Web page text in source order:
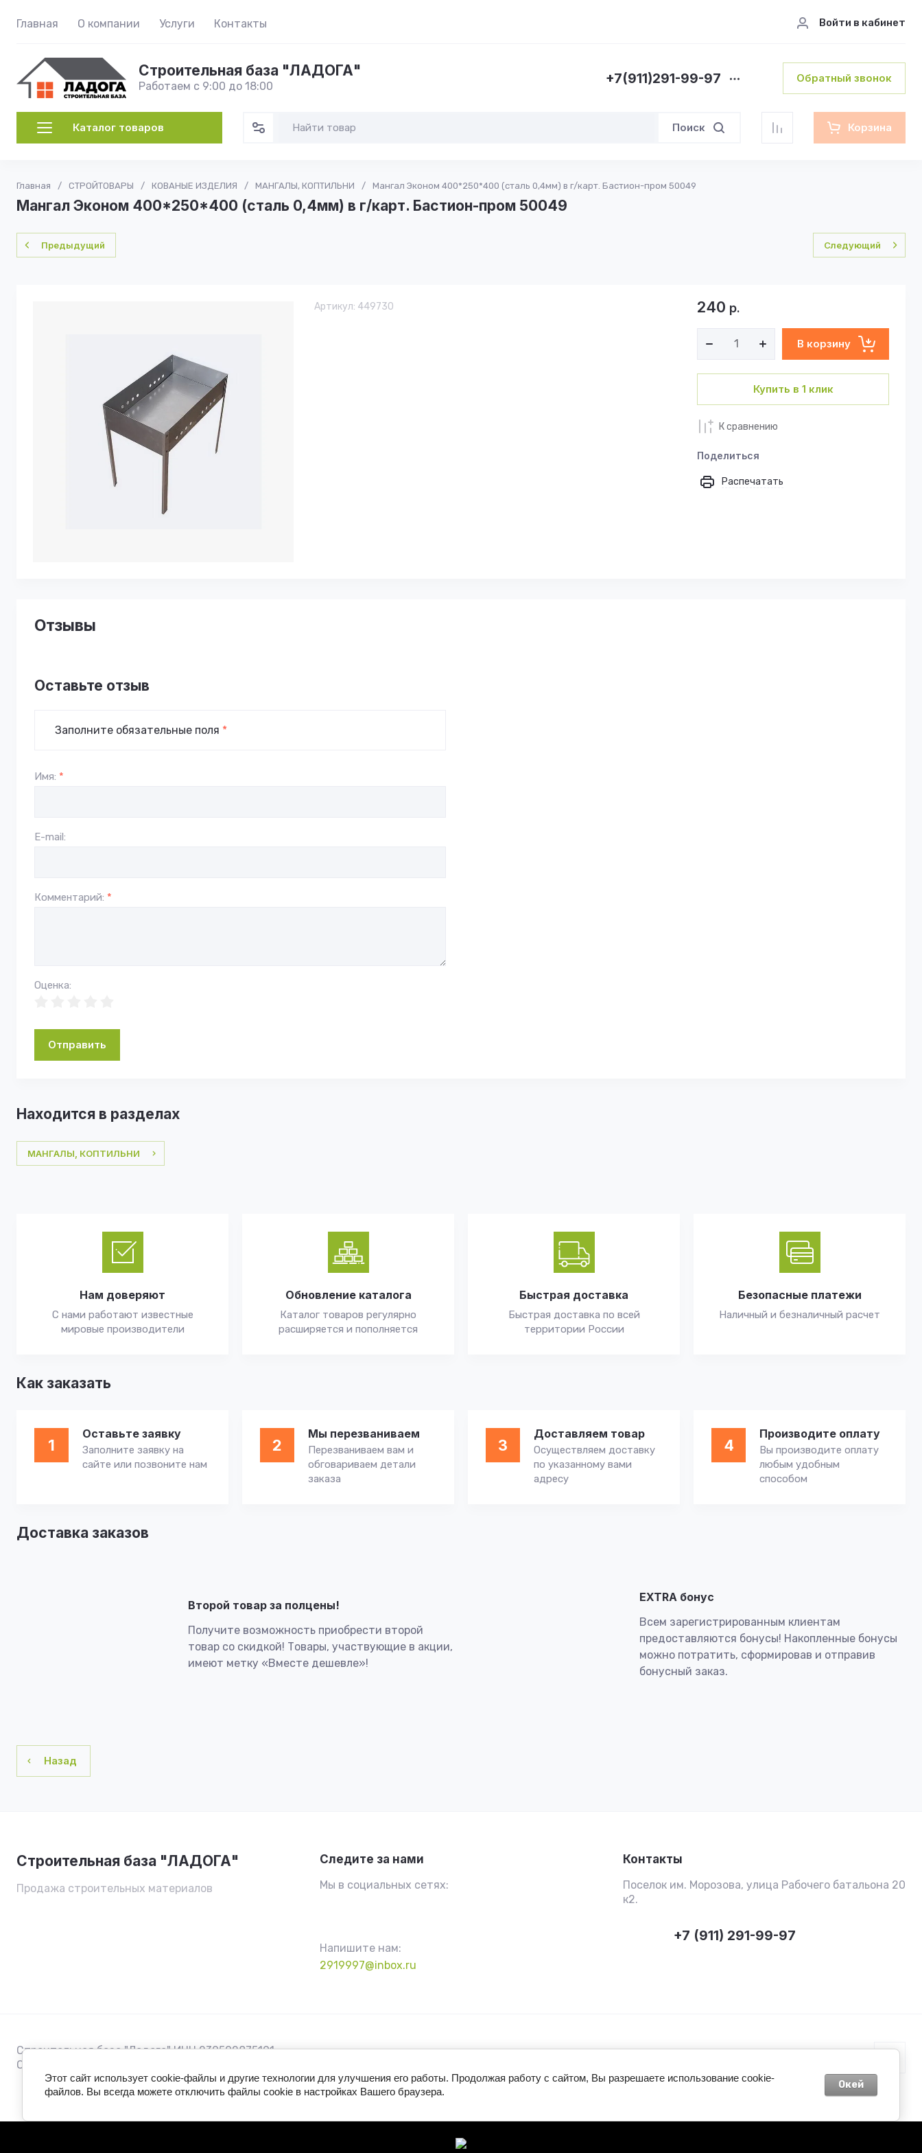
Главная О компании Услуги Контакты Войти в кабинет
Строительная база "ЛАДОГА"
Работаем с 9:00 до 18:00 +7(911)291-99-97 Обратный звонок
Каталог товаров Поиск Корзина
Главная / СТРОЙТОВАРЫ / КОВАНЫЕ ИЗДЕЛИЯ / МАНГАЛЫ, КОПТИЛЬНИ / Мангал Эконом 400*250*400 (сталь 0,4мм) в г/карт. Бастион-пром 50049
Мангал Эконом 400*250*400 (сталь 0,4мм) в г/карт. Бастион-пром 50049
Предыдущий Следующий
Артикул: 449730 240 р.
В корзину
Купить в 1 клик
К сравнению
Поделиться
Распечатать
Отзывы
Оставьте отзыв
Заполните обязательные поля *
Имя: *
E-mail:
Комментарий: *
Оценка:
Отправить
Находится в разделах
МАНГАЛЫ, КОПТИЛЬНИ
Нам доверяют
С нами работают известные
мировые производители
Обновление каталога
Каталог товаров регулярно
расширяется и пополняется
Быстрая доставка
Быстрая доставка по всей
территории России
Безопасные платежи
Наличный и безналичный расчет
Как заказать
1
Оставьте заявку
Заполните заявку на
сайте или позвоните нам
2
Мы перезваниваем
Перезваниваем вам и
обговариваем детали
заказа
3
Доставляем товар
Осуществляем доставку
по указанному вами
адресу
4
Производите оплату
Вы производите оплату
любым удобным
способом
Доставка заказов
Второй товар за полцены!
Получите возможность приобрести второй
товар со скидкой! Товары, участвующие в акции,
имеют метку «Вместе дешевле»!
EXTRA бонус
Всем зарегистрированным клиентам
предоставляются бонусы! Накопленные бонусы
можно потратить, сформировав и отправив
бонусный заказ.
Назад
Строительная база "ЛАДОГА"
Продажа строительных материалов
Следите за нами
Мы в социальных сетях:
Напишите нам:
2919997@inbox.ru
Контакты
Поселок им. Морозова, улица Рабочего батальона 20
к2.
+7 (911) 291-99-97
Строительная база "Ладога" ИНН 230502875191
ОГРНИП 322784700304140
Этот сайт использует cookie-файлы и другие технологии для улучшения его работы. Продолжая работу с сайтом, Вы разрешаете использование cookie-
файлов. Вы всегда можете отключить файлы cookie в настройках Вашего браузера.
Окей